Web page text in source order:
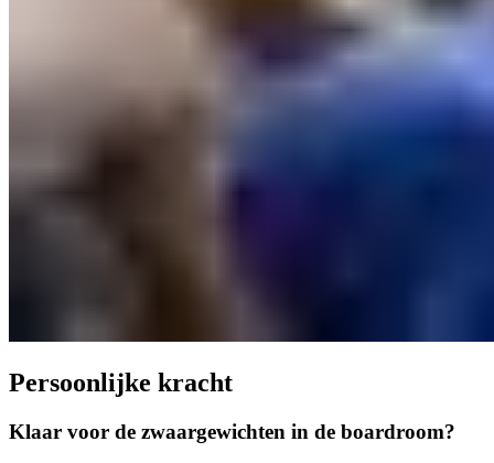
Persoonlijke kracht
Klaar voor de zwaargewichten in de boardroom?